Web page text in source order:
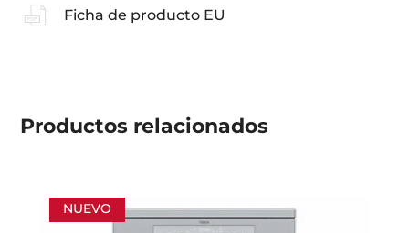
Ficha de producto EU
Productos relacionados
NUEVO